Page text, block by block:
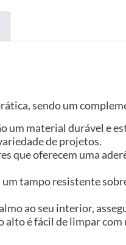
sendo um
um material durável e
de projetos.
que oferecem uma
tampo resistente
ao seu interior,
alto é fácil de limpar